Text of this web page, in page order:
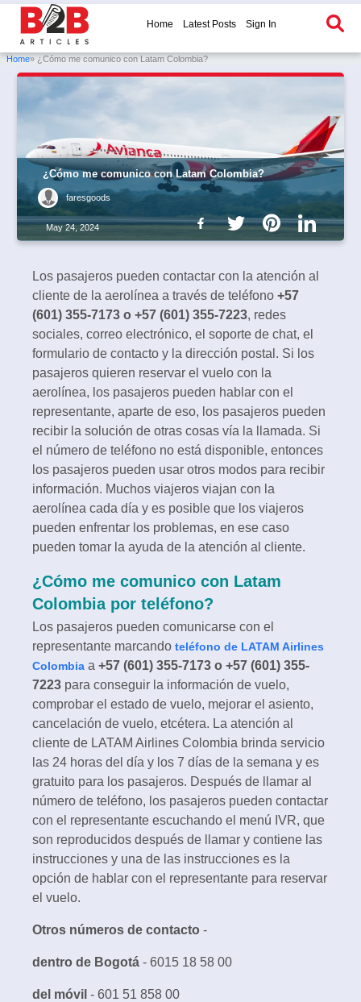
Home Latest Posts Sign In
Home» ¿Cómo me comunico con Latam Colombia?
¿Cómo me comunico con Latam Colombia?
faresgoods
May 24, 2024
Los pasajeros pueden contactar con la atención al
cliente de la aerolínea a través de teléfono +57
(601) 355-7173 o +57 (601) 355-7223, redes
sociales, correo electrónico, el soporte de chat, el
formulario de contacto y la dirección postal. Si los
pasajeros quieren reservar el vuelo con la
aerolínea, los pasajeros pueden hablar con el
representante, aparte de eso, los pasajeros pueden
recibir la solución de otras cosas vía la llamada. Si
el número de teléfono no está disponible, entonces
los pasajeros pueden usar otros modos para recibir
información. Muchos viajeros viajan con la
aerolínea cada día y es posible que los viajeros
pueden enfrentar los problemas, en ese caso
pueden tomar la ayuda de la atención al cliente.
¿Cómo me comunico con Latam
Colombia por teléfono?
Los pasajeros pueden comunicarse con el
representante marcando teléfono de LATAM Airlines
Colombia a +57 (601) 355-7173 o +57 (601) 355-
7223 para conseguir la información de vuelo,
comprobar el estado de vuelo, mejorar el asiento,
cancelación de vuelo, etcétera. La atención al
cliente de LATAM Airlines Colombia brinda servicio
las 24 horas del día y los 7 días de la semana y es
gratuito para los pasajeros. Después de llamar al
número de teléfono, los pasajeros pueden contactar
con el representante escuchando el menú IVR, que
son reproducidos después de llamar y contiene las
instrucciones y una de las instrucciones es la
opción de hablar con el representante para reservar
el vuelo.
Otros números de contacto -
dentro de Bogotá - 6015 18 58 00
del móvil - 601 51 858 00